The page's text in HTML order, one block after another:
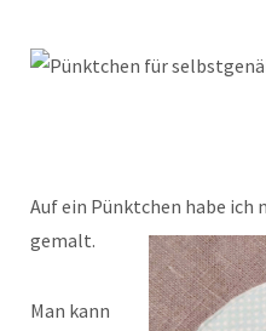
Auf ein Pünktchen habe ich
gemalt.
Man kann